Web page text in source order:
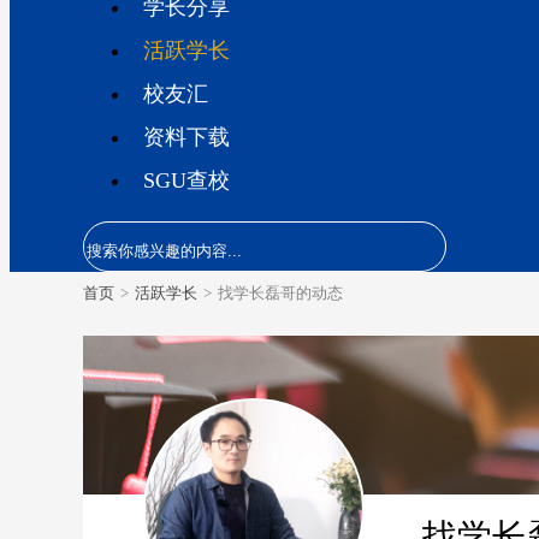
学长分享
活跃学长
校友汇
资料下载
SGU查校
首页 > 活跃学长 > 找学长磊哥的动态